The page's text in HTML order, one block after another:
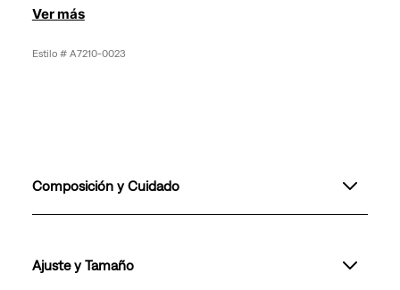
Ver más
A7210-0023
Composición y Cuidado
Ajuste y Tamaño